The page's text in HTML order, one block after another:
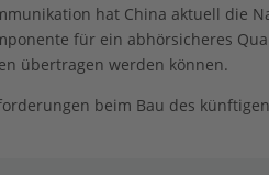
hat China aktuell die
für ein abhörsicheres
übertragen werden können.
beim Bau des